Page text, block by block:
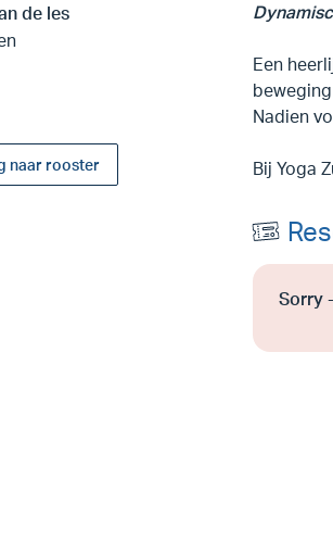
de les
naar rooster
Een
Nadien
Bij Yoga
Sorry